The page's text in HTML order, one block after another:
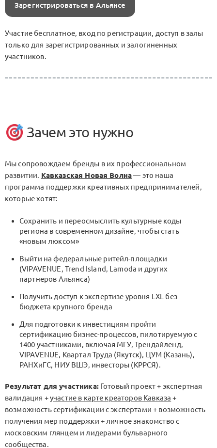
Зарегистрироваться в Альянсе
Участие бесплатное, вход по регистрации, доступ в залы
только для зарегистрированных и залогиненных
участников.
Зачем это нужно
Мы сопровождаем бренды в их профессиональном
развитии. Кавказская Новая Волна— это наша
программа поддержки креативных предпринимателей,
которые хотят:
Сохранить и переосмыслить культурные коды
региона в современном дизайне, чтобы стать
«новым люксом»
Выйти на федеральные ритейл-площадки
(VIPAVENUE, Trend Island, Lamoda и других
партнеров Альянса)
Получить доступ к экспертизе уровня LXL без
бюджета крупного бренда
Для подготовки к инвестициям пройти
сертификацию бизнес-процессов, пилотируемую с
1400 участниками, включая МГУ, Трендайленд,
VIPAVENUE, Квартал Труда (Якутск), ЦУМ (Казань),
РАНХиГС, НИУ ВШЭ, инвесторы (КРРСЯ).
Результат для участника:Готовый проект + экспертная
валидация +участие в карте креаторов Кавказа +
возможность сертификации с экспертами + возможность
получения мер поддержки + личное знакомство с
московским глянцем и лидерами бульварного
сообщества.